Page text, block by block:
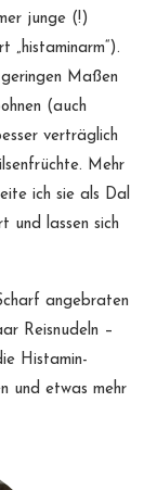
junge (!)
„histaminarm“).
Maßen
(auch
verträglich
Mehr
ich sie als Dal
und lassen sich
angebraten
Reisnudeln –
Histamin-
und etwas mehr